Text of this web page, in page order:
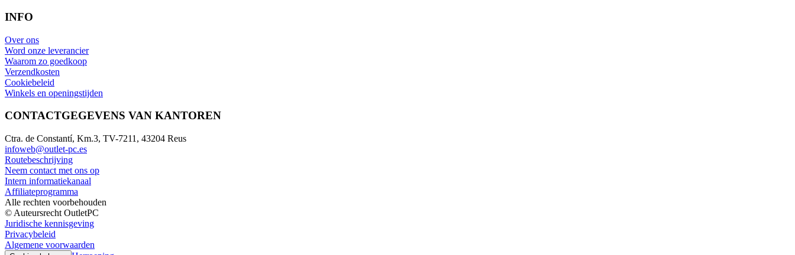
INFO
Over ons
Word onze leverancier
Waarom zo goedkoop
Verzendkosten
Cookiebeleid
Winkels en openingstijden
CONTACTGEGEVENS VAN KANTOREN
Ctra. de Constantí, Km.3, TV-7211, 43204 Reus
infoweb@outlet-pc.es
Routebeschrijving
Neem contact met ons op
Intern informatiekanaal
Affiliateprogramma
Alle rechten voorbehouden
© Auteursrecht OutletPC
Juridische kennisgeving
Privacybeleid
Algemene voorwaarden